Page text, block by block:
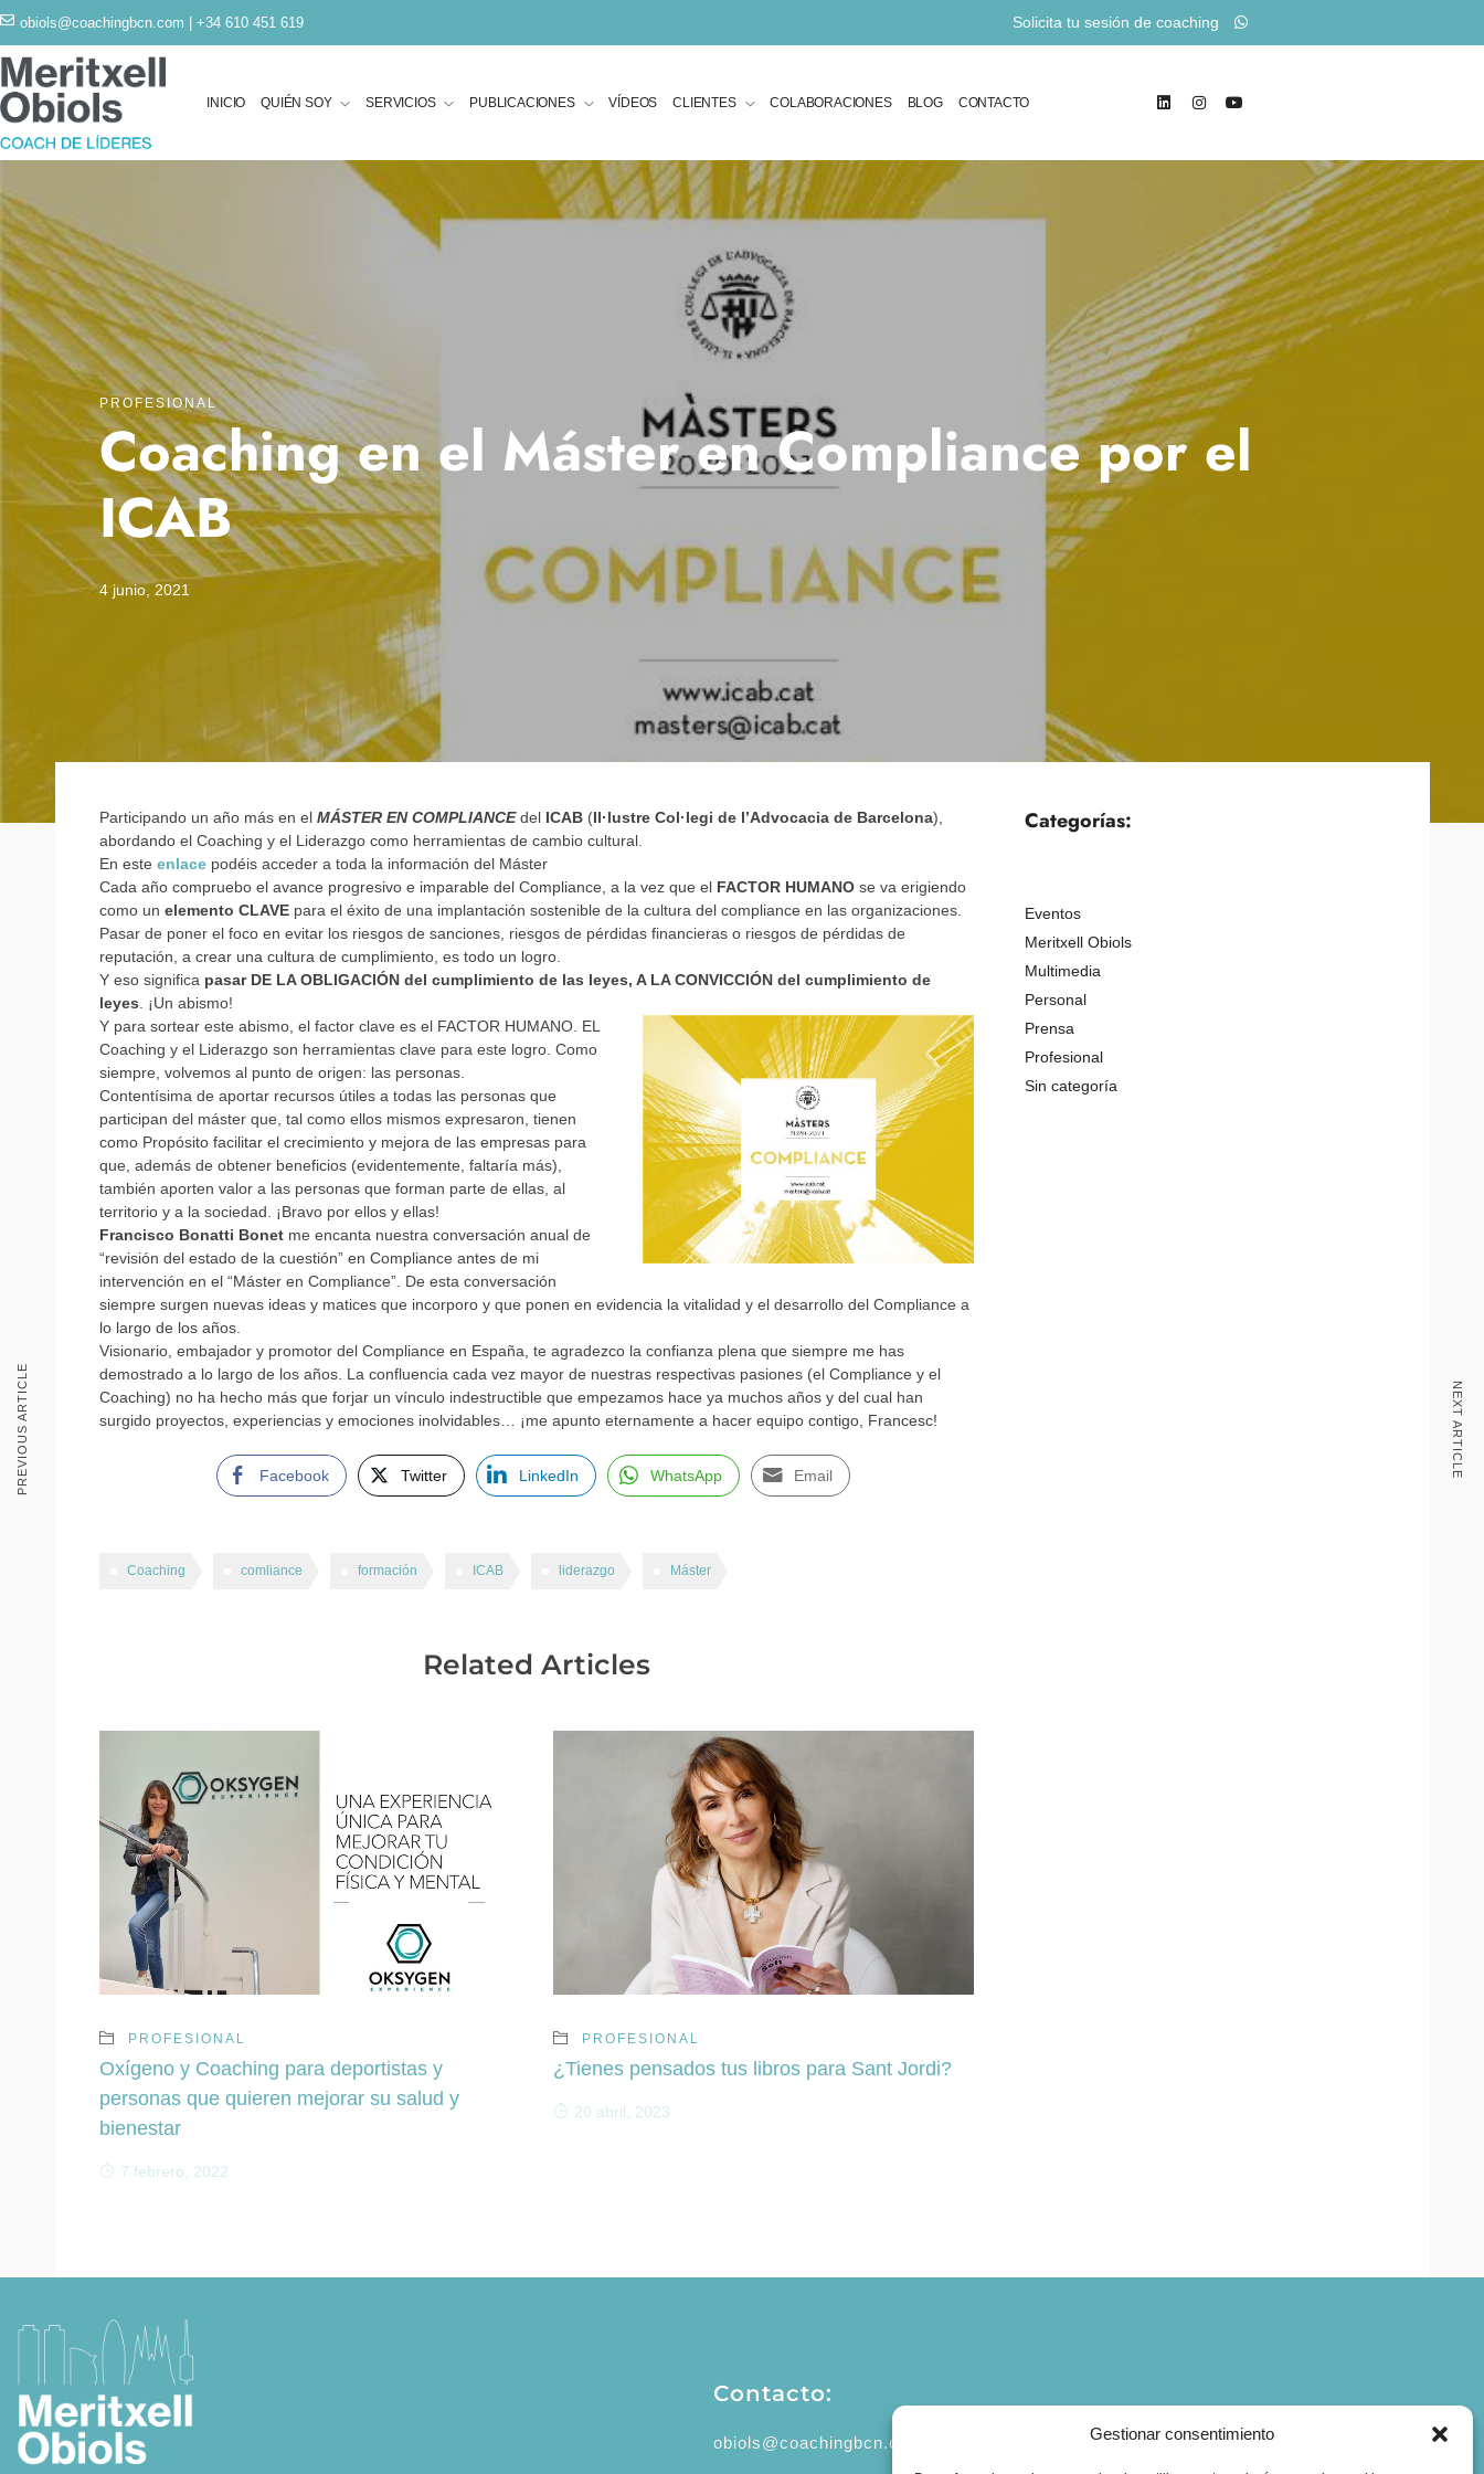
Gestionar consentimiento
obiols@coachingbcn.com | +34 610 451 619 Solicita tu sesión de coaching
INICIO QUIÉN SOY SERVICIOS PUBLICACIONES VÍDEOS CLIENTES COLABORACIONES BLOG CONTACTO
PROFESIONAL
Coaching en el Máster en Compliance por el
ICAB
4 junio, 2021
Participando un año más en el MÁSTER EN COMPLIANCE del ICAB(Il·lustre Col·legi de l’Advocacia de Barcelona),
abordando el Coaching y el Liderazgo como herramientas de cambio cultural.
En este enlace podéis acceder a toda la información del Máster
Cada año compruebo el avance progresivo e imparable del Compliance, a la vez que el FACTOR HUMANOse va erigiendo
como un elemento CLAVEpara el éxito de una implantación sostenible de la cultura del compliance en las organizaciones.
Pasar de poner el foco en evitar los riesgos de sanciones, riesgos de pérdidas financieras o riesgos de pérdidas de
reputación, a crear una cultura de cumplimiento, es todo un logro.
Y eso significa pasar DE LA OBLIGACIÓN del cumplimiento de las leyes, A LA CONVICCIÓN del cumplimiento de
leyes . ¡Un abismo!
Y para sortear este abismo, el factor clave es el FACTOR HUMANO. EL
Coaching y el Liderazgo son herramientas clave para este logro. Como
siempre, volvemos al punto de origen: las personas.
Contentísima de aportar recursos útiles a todas las personas que
participan del máster que, tal como ellos mismos expresaron, tienen
como Propósito facilitar el crecimiento y mejora de las empresas para
que, además de obtener beneficios (evidentemente, faltaría más),
también aporten valor a las personas que forman parte de ellas, al
territorio y a la sociedad. ¡Bravo por ellos y ellas!
Francisco Bonatti Bonetme encanta nuestra conversación anual de
“revisión del estado de la cuestión” en Compliance antes de mi
intervención en el “Máster en Compliance”. De esta conversación
siempre surgen nuevas ideas y matices que incorporo y que ponen en evidencia la vitalidad y el desarrollo del Compliance a
lo largo de los años.
Visionario, embajador y promotor del Compliance en España, te agradezco la confianza plena que siempre me has
demostrado a lo largo de los años. La confluencia cada vez mayor de nuestras respectivas pasiones (el Compliance y el
Coaching) no ha hecho más que forjar un vínculo indestructible que empezamos hace ya muchos años y del cual han
surgido proyectos, experiencias y emociones inolvidables… ¡me apunto eternamente a hacer equipo contigo, Francesc!
Facebook Twitter LinkedIn WhatsApp Email
Coaching comliance formación ICAB liderazgo Máster
Related Articles
PROFESIONAL
Oxígeno y Coaching para deportistas y
personas que quieren mejorar su salud y
bienestar
7 febrero, 2022
PROFESIONAL
¿Tienes pensados tus libros para Sant Jordi?
20 abril, 2023
PREVIOUS ARTICLE NEXT ARTICLE
Categorías:
Eventos
Meritxell Obiols
Multimedia
Personal
Prensa
Profesional
Sin categoría
Contacto:
obiols@coachingbcn.com